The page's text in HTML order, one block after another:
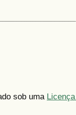
sob uma